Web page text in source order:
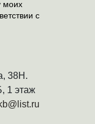
моих
с
38Н.
1 этаж